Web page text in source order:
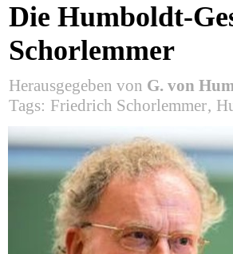
Die Humboldt-
Schorlemmer
Herausgegeben von G. von
Tags: Friedrich Schorlemmer,